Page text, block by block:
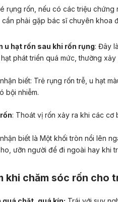
rụng rốn, nếu có các triệu chứng
phải gặp bác sĩ chuyên khoa
u hạt rốn sau khi rốn rụng: Đây
phát triển quá mức, thường
biết: Trẻ rụng rốn trễ, u hạt
bội nhiễm.
: Thoát vị rốn xảy ra khi các cơ
biết là Một khối tròn nổi lên
ưỡn người để đi ngoài hay khi
khi chăm sóc rốn cho